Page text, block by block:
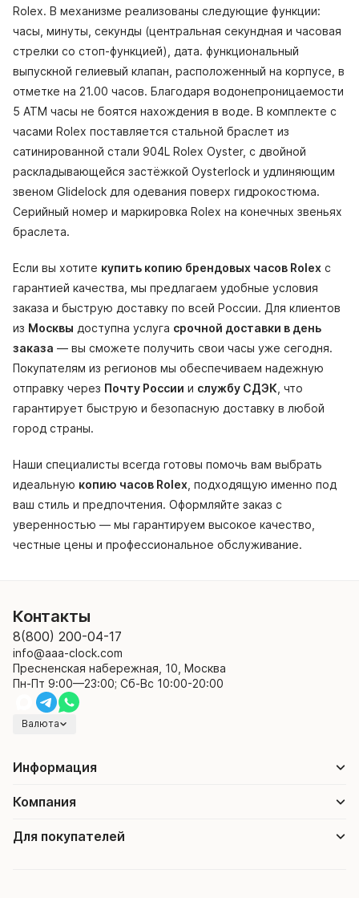
Rolex. В механизме реализованы следующие функции:
часы, минуты, секунды (центральная секундная и часовая
стрелки со стоп-функцией), дата. функциональный
выпускной гелиевый клапан, расположенный на корпусе, в
отметке на 21.00 часов. Благодаря водонепроницаемости
5 АТМ часы не боятся нахождения в воде. В комплекте с
часами Rolex поставляется стальной браслет из
сатинированной стали 904L Rolex Oyster, с двойной
раскладывающейся застёжкой Oysterlock и удлиняющим
звеном Glidelock для одевания поверх гидрокостюма.
Серийный номер и маркировка Rolex на конечных звеньях
браслета.
Если вы хотите купить копию брендовых часов Rolex с
гарантией качества, мы предлагаем удобные условия
заказа и быструю доставку по всей России. Для клиентов
из Москвы доступна услуга срочной доставки в день
заказа — вы сможете получить свои часы уже сегодня.
Покупателям из регионов мы обеспечиваем надежную
отправку через Почту России и службу СДЭК , что
гарантирует быструю и безопасную доставку в любой
город страны.
Наши специалисты всегда готовы помочь вам выбрать
идеальную копию часов Rolex , подходящую именно под
ваш стиль и предпочтения. Оформляйте заказ с
уверенностью — мы гарантируем высокое качество,
честные цены и профессиональное обслуживание.
Контакты
8(800) 200-04-17
info@aaa-clock.com
Пресненская набережная, 10, Москва
Пн-Пт 9:00—23:00; Сб-Вс 10:00-20:00
Валюта
Информация
Компания
Для покупателей